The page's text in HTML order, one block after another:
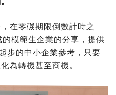
在零碳期限倒數計時之
模範生企業的分享，提供
步的中小企業參考，只要
為轉機甚至商機。